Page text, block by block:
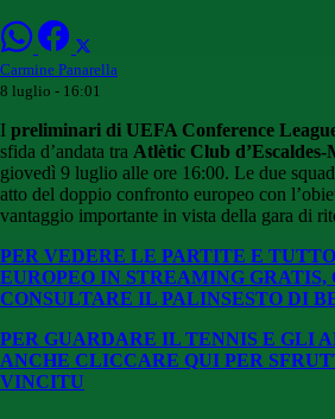
Carmine Panarella
8 luglio - 16:01
I preliminari di UEFA Conference
sfida d’andata tra Atlètic Club
giovedì 9 luglio alle ore 16:00. Le due
atto del doppio confronto europeo con
vantaggio importante in vista della gara di
PER VEDERE LE PARTITE E
EUROPEO IN STREAMING GRATIS,
CONSULTARE IL PALINSESTO DI
PER GUARDARE IL TENNIS E GLI
ANCHE CLICCARE QUI PER
VINCITU